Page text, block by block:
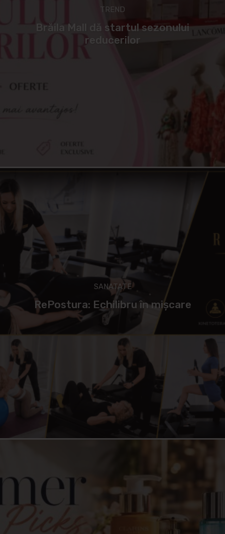
TREND
Brăila Mall dă startul sezonului
reducerilor
SANATATE
RePostura: Echilibru în mișcare